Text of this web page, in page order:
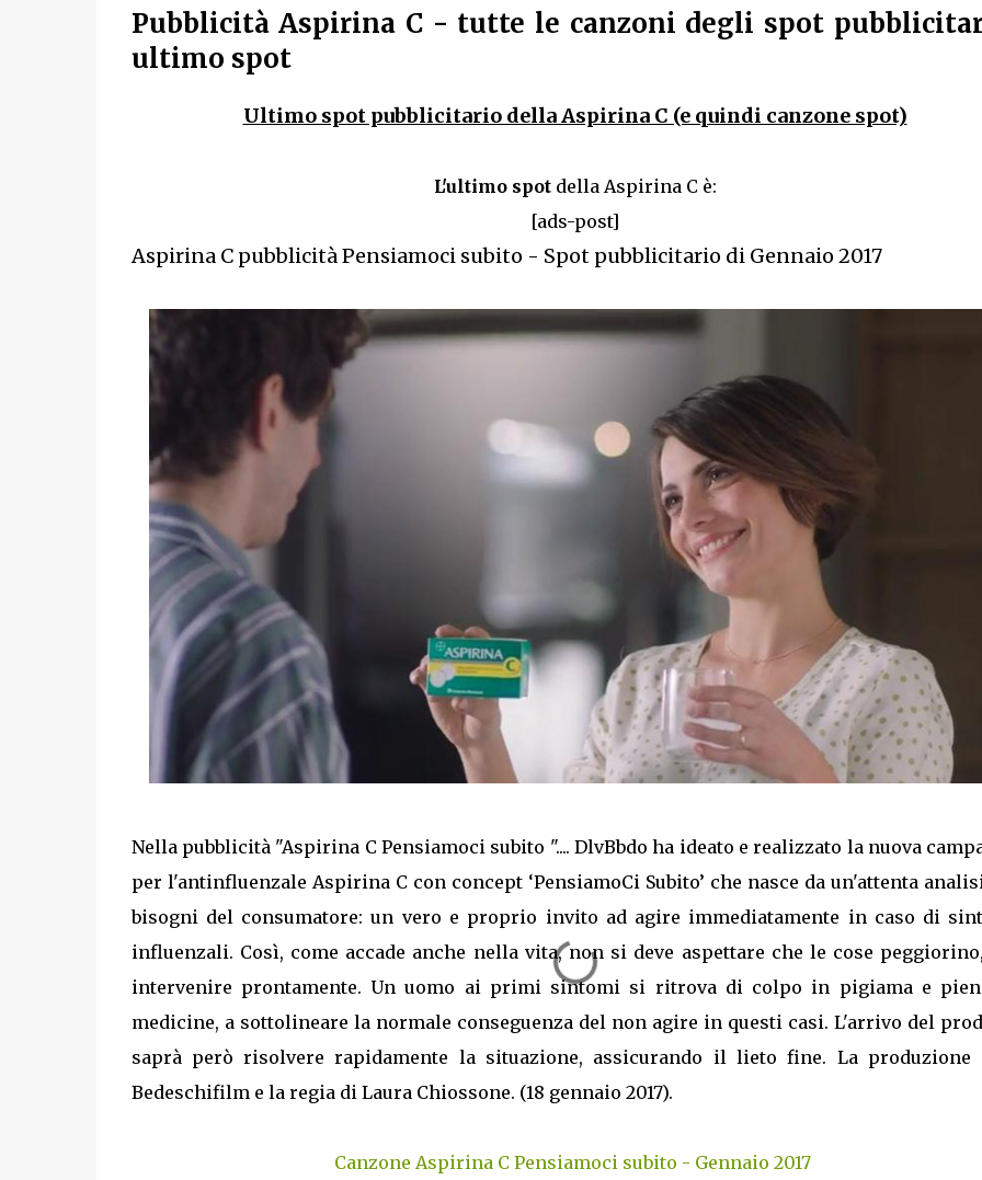
Pubblicità Aspirina C - tutte le canzoni degli spot
ultimo spot
Ultimo spot pubblicitario della Aspirina C (e quindi canzone spot)
L'ultimo spot della Aspirina C è:
[ads-post]
Aspirina C pubblicità Pensiamoci subito - Spot pubblicitario di Gennaio 2017
Nella pubblicità "Aspirina C Pensiamoci subito ".... DlvBbdo ha ideato e realizzato la nuova
per l'antinfluenzale Aspirina C con concept ‘PensiamoCi Subito’ che nasce da un'attenta
bisogni del consumatore: un vero e proprio invito ad agire immediatamente in caso di
influenzali. Così, come accade anche nella vita, non si deve aspettare che le cose
intervenire prontamente. Un uomo ai primi sintomi si ritrova di colpo in pigiama e
medicine, a sottolineare la normale conseguenza del non agire in questi casi. L'arrivo del
saprà però risolvere rapidamente la situazione, assicurando il lieto fine. La produzione
Bedeschifilm e la regia di Laura Chiossone. (18 gennaio 2017).
Canzone Aspirina C Pensiamoci subito - Gennaio 2017